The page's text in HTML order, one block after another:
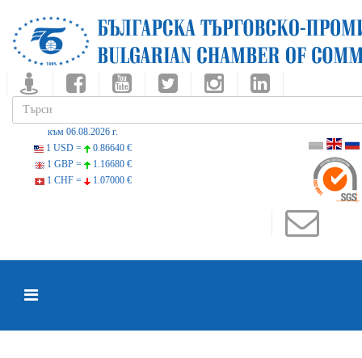
към 06.08.2026 г.
1 USD =
0.86640 €
1 GBP =
1.16680 €
1 CHF =
1.07000 €